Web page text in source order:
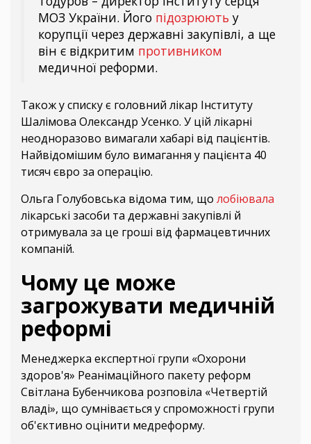
МОЗ України. Його підозрюють у
корупції через державні закупівлі, а ще
він є відкритим противником
медичної реформи.
Також у списку є головний лікар Інституту
Шалімова Олександр Усенко. У цій лікарні
неодноразово вимагали хабарі від пацієнтів.
Найвідомішим було вимагання у пацієнта 40
тисяч євро за операцію.
Ольга Голубовська відома тим, що лобіювала
лікарські засоби та державні закупівлі й
отримувала за це гроші від фармацевтичних
компаній.
Чому це може
загрожувати медичній
реформі
Менеджерка експертної групи «Охорони
здоров'я» Реанімаційного пакету реформ
Світлана Бубенчикова розповіла «Четвертій
владі», що сумнівається у спроможності групи
об'єктивно оцінити медреформу.